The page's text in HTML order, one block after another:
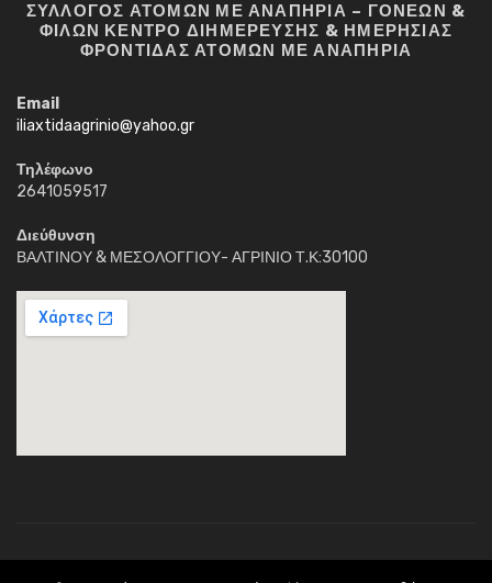
ΣΥΛΛΟΓΟΣ ΑΤΟΜΩΝ ΜΕ ΑΝΑΠΗΡΙΑ – ΓΟΝΕΩΝ &
ΦΙΛΩΝ ΚΕΝΤΡΟ ΔΙΗΜΕΡΕΥΣΗΣ & ΗΜΕΡΗΣΙΑΣ
ΦΡΟΝΤΙΔΑΣ ΑΤΟΜΩΝ ΜΕ ΑΝΑΠΗΡΙΑ
Email
iliaxtidaagrinio@yahoo.gr
Τηλέφωνο
2641059517
Διεύθυνση
ΒΑΛΤΙΝΟΥ & ΜΕΣΟΛΟΓΓΙΟΥ- ΑΓΡΙΝΙΟ Τ.Κ:30100